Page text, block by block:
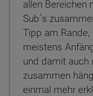
allen Bereichen
Sub´s
Tipp am Rande,
meistens
und damit
zusammen
einmal mehr